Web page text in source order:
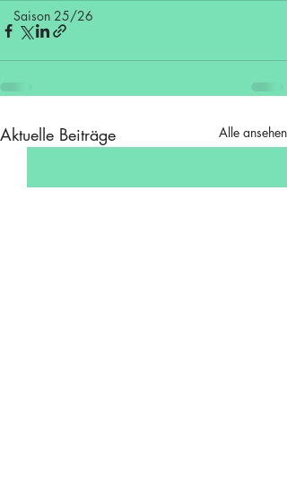
Saison 25/26
Aktuelle Beiträge Alle ansehen